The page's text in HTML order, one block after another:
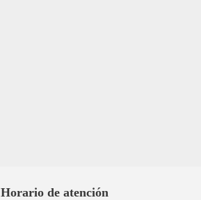
Horario de atención